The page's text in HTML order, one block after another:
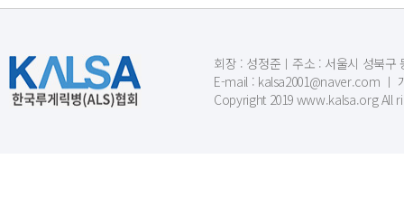
회장 : 성정준ㅣ주소 : 서울시 성북구
E-mail : kalsa2001@naver.com ㅣ
Copyright 2019 www.kalsa.org All